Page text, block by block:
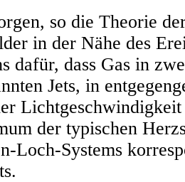
so die Theorie
in der Nähe des
dafür, dass Gas in
Jets, in
der typischen
Loch-Systems